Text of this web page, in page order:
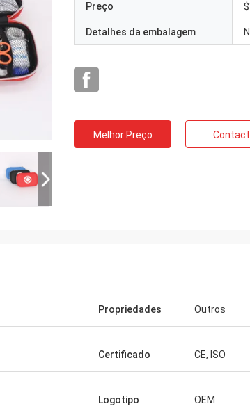
Preço
Detalhes da embalagem
Melhor Preço
Propriedades Outros
Certificado CE, ISO
Logotipo OEM